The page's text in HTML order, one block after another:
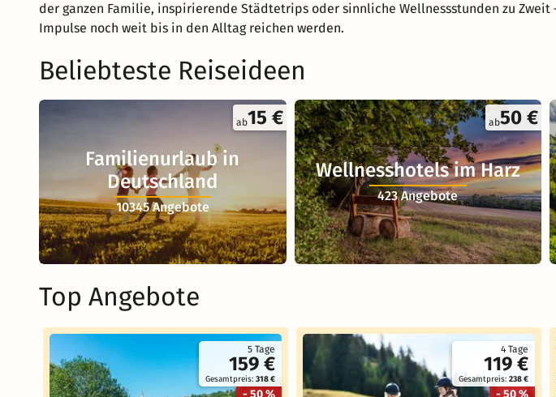
der ganzen Familie, inspirierende Städtetrips oder sinnliche Wellnessstunden zu
Impulse noch weit bis in den Alltag reichen werden.
Beliebteste Reiseideen
ab15 €
Familienurlaub in
Deutschland
10345 Angebote
ab50 €
Wellnesshotels im Harz
423 Angebote
Top Angebote
5 Tage
159 €
Gesamtpreis: 318 €
- 50 %
4 Tage
119 €
Gesamtpreis: 238 €
- 50 %